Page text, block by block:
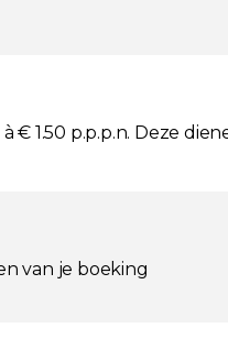
€ 1.50 p.p.p.n. Deze
van je boeking